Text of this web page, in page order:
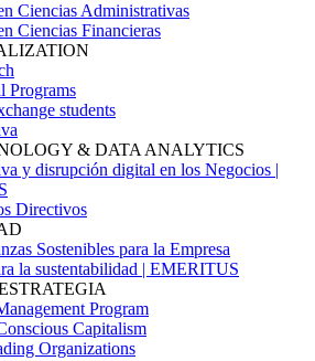
Ciencias Administrativas
Ciencias Financieras
Programs
students
& DATA ANALYTICS
y disrupción digital en los Negocios |
Directivos
Sostenibles para la Empresa
la sustentabilidad | EMERITUS
Program
Capitalism
Organizations